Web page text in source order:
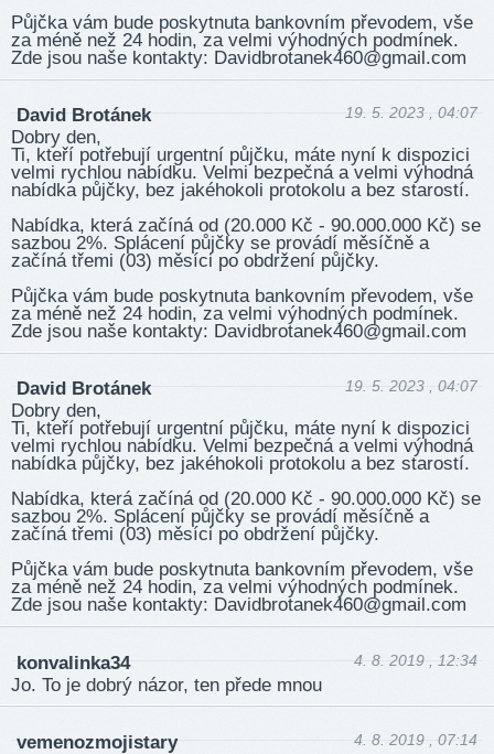
Půjčka vám bude poskytnuta bankovním převodem, vše
za méně než 24 hodin, za velmi výhodných podmínek.
Zde jsou naše kontakty: David­brota­nek460­@gma­il.com
David Brotánek 19. 5. 2023 , 04:07
Dobry den,
Ti, kteří potřebují urgentní půjčku, máte nyní k dispozici
velmi rychlou nabídku. Velmi bezpečná a velmi výhodná
nabídka půjčky, bez jakéhokoli protokolu a bez starostí.
Nabídka, která začíná od (20.000 Kč - 90.000.000 Kč) se
sazbou 2%. Splácení půjčky se provádí měsíčně a
začíná třemi (03) měsíci po obdržení půjčky.
Půjčka vám bude poskytnuta bankovním převodem, vše
za méně než 24 hodin, za velmi výhodných podmínek.
Zde jsou naše kontakty: David­brota­nek460­@gma­il.com
David Brotánek 19. 5. 2023 , 04:07
Dobry den,
Ti, kteří potřebují urgentní půjčku, máte nyní k dispozici
velmi rychlou nabídku. Velmi bezpečná a velmi výhodná
nabídka půjčky, bez jakéhokoli protokolu a bez starostí.
Nabídka, která začíná od (20.000 Kč - 90.000.000 Kč) se
sazbou 2%. Splácení půjčky se provádí měsíčně a
začíná třemi (03) měsíci po obdržení půjčky.
Půjčka vám bude poskytnuta bankovním převodem, vše
za méně než 24 hodin, za velmi výhodných podmínek.
Zde jsou naše kontakty: David­brota­nek460­@gma­il.com
konvalinka34 4. 8. 2019 , 12:34
Jo. To je dobrý názor, ten přede mnou
vemenozmojistary 4. 8. 2019 , 07:14